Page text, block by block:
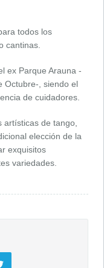
todos los
cantinas.
ex Parque Arauna -
Octubre-, siendo el
de cuidadores.
artísticas de tango,
elección de la
exquisitos
variedades.